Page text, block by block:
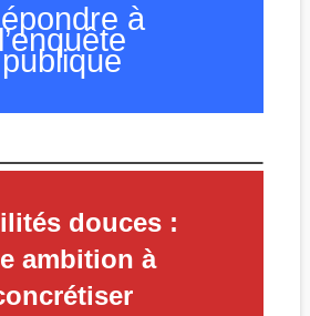
à
publique
douces :
ambition à